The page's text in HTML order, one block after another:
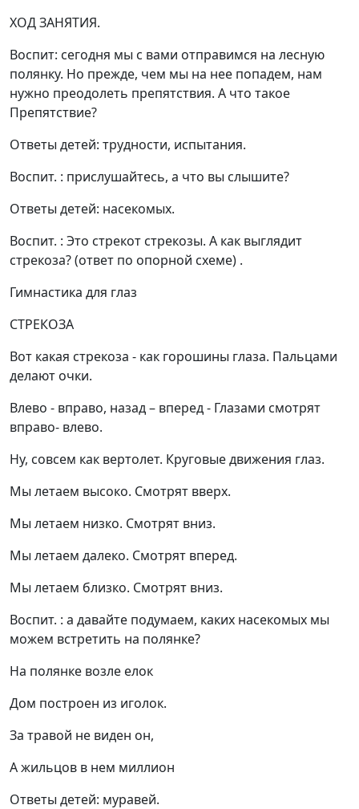
ХОД ЗАНЯТИЯ.
Воспит: сегодня мы с вами отправимся на лесную
полянку. Но прежде, чем мы на нее попадем, нам
нужно преодолеть препятствия. А что такое
Препятствие?
Ответы детей: трудности, испытания.
Воспит. : прислушайтесь, а что вы слышите?
Ответы детей: насекомых.
Воспит. : Это стрекот стрекозы. А как выглядит
стрекоза? (ответ по опорной схеме) .
Гимнастика для глаз
СТРЕКОЗА
Вот какая стрекоза - как горошины глаза. Пальцами
делают очки.
Влево - вправо, назад – вперед - Глазами смотрят
вправо- влево.
Ну, совсем как вертолет. Круговые движения глаз.
Мы летаем высоко. Смотрят вверх.
Мы летаем низко. Смотрят вниз.
Мы летаем далеко. Смотрят вперед.
Мы летаем близко. Смотрят вниз.
Воспит. : а давайте подумаем, каких насекомых мы
можем встретить на полянке?
На полянке возле елок
Дом построен из иголок.
За травой не виден он,
А жильцов в нем миллион
Ответы детей: муравей.